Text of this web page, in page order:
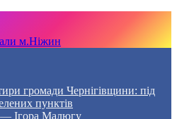
м.Ніжин
громади Чернігівщини: під
пунктів
— Ігора Малюгу